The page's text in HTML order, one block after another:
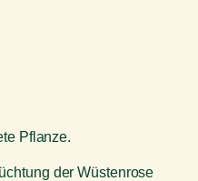
Pflanze.
der Wüstenrose